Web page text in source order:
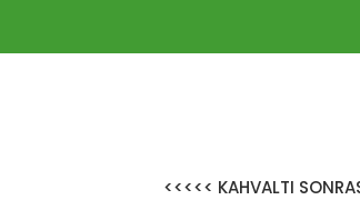
<<<<< KAHVALTI